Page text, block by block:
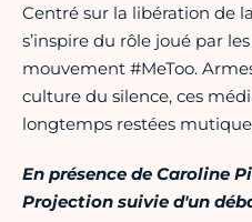
Centré sur la libération de
s’inspire du rôle joué par
mouvement #MeToo.
culture du silence, ces
longtemps restées
En présence de Caroline
Projection suivie d'un